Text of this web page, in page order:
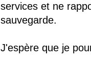
services et ne
sauvegarde.
J'espère que je